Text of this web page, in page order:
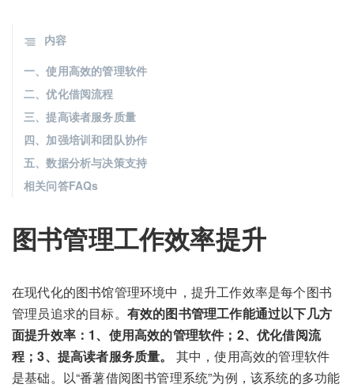
图书管理工作效率提升
在现代化的图书馆管理环境中，提升工作效率是每个图书
管理员追求的目标。 有效的图书管理工作能通过以下几方
面提升效率：1、使用高效的管理软件；2、优化借阅流
程；3、提高读者服务质量。
其中，使用高效的管理软件
是基础。以“番薯借阅图书管理系统”为例，该系统的多功能
内容
一、使用高效的管理软件
二、优化借阅流程
三、提高读者服务质量
四、加强培训和团队协作
五、数据分析与决策支持
相关问答FAQs